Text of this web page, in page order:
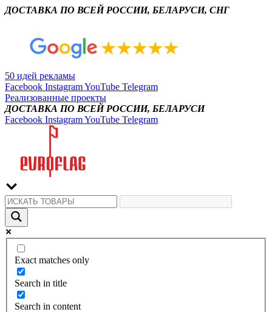
ДОСТАВКА ПО ВСЕЙ РОССИИ, БЕЛАРУСИ, СНГ
50 идей рекламы
Facebook InstagramYouTube Telegram
Реализованные проекты
ДОСТАВКА ПО ВСЕЙ РОССИИ, БЕЛАРУСИ
Facebook InstagramYouTube Telegram
Exact matches only
Search in title
Search in content